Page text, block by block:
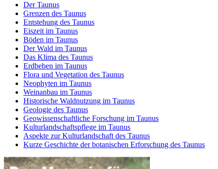
Der Taunus
Grenzen des Taunus
Entstehung des Taunus
Eiszeit im Taunus
Böden im Taunus
Der Wald im Taunus
Das Klima des Taunus
Erdbeben im Taunus
Flora und Vegetation des Taunus
Neophyten im Taunus
Weinanbau im Taunus
Historische Waldnutzung im Taunus
Geologie des Taunus
Geowissenschaftliche Forschung im Taunus
Kulturlandschaftspflege im Taunus
Aspekte zur Kulturlandschaft des Taunus
Kurze Geschichte der botanischen Erforschung des Taunus